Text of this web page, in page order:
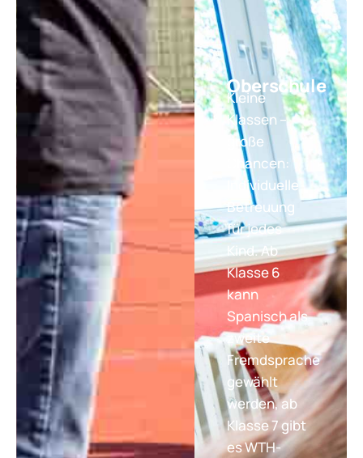
Oberschule
Kleine
Klassen –
große
Chancen:
Individuelle
Betreuung
für jedes
Kind. Ab
Klasse 6
kann
Spanisch als
zweite
Fremdsprache
gewählt
werden, ab
Klasse 7 gibt
es WTH-